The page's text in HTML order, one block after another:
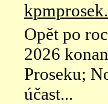
Opět po
2026
Proseku;
účast...